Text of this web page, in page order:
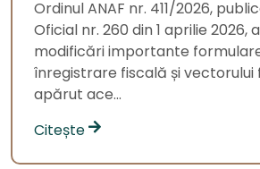
Ordinul ANAF nr. 411/2026,
Oficial nr. 260 din 1 aprilie 2026,
modificări importante
înregistrare fiscală și vectorului
apărut ace...
Citește